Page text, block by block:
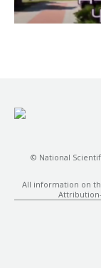
© National
All information on
Attribution-